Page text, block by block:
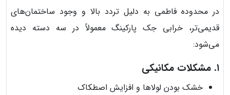
در محدوده فاطمی به دلیل تردد بالا و وجود ساختمان‌های
قدیمی‌تر، خرابی جک پارکینگ معمولاً در سه دسته دیده
می‌شود:
۱. مشکلات مکانیکی
خشک بودن لولاها و افزایش اصطکاک